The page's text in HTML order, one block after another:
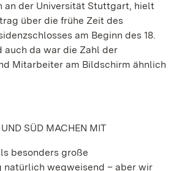
an der Universität Stuttgart, hielt
über die frühe Zeit des
am Beginn des 18.
auch da war die Zahl der
Mitarbeiter am Bildschirm ähnlich
SÜD MACHEN MIT
besonders große
natürlich wegweisend – aber wir